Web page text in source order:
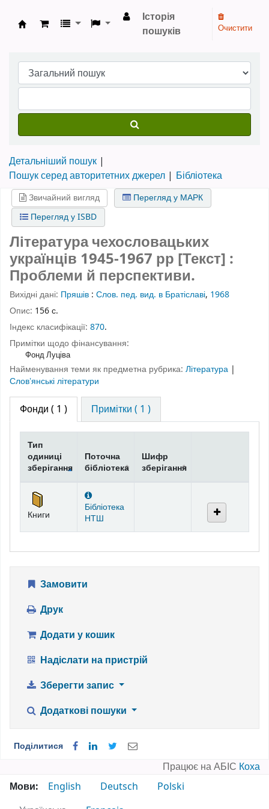
Бібліотека НТШ › Електронний каталог
Історія
пошуків
Очистити
Детальніший пошук
Пошук серед авторитетних джерел
Бібліотека
Звичайний вигляд
Перегляд у МАРК
Перегляд у ISBD
Література чехословацьких
українців 1945-1967 рр [Текст] :
Проблеми й перспективи.
Вихідні дані: Пряшів : Слов. пед. вид. в Братіславі, 1968
Опис: 156 с.
Індекс класифікації: 870.
Примітки щодо фінансування:
Фонд Луціва
Найменування теми як предметна рубрика: Література |
Словʼянські літератури
Фонди ( 1 ) Примітки ( 1 )
Фонди
Тип
одиниці
зберігання
Поточна
бібліотека
Шифр
зберігання
Книги
Бібліотека
НТШ
Замовити
Друк
Додати у кошик
Надіслати на пристрій
Зберегти запис
Додаткові пошуки
Поділитися
Працює на АБІС Коха
Мови:
English Deutsch
Polski